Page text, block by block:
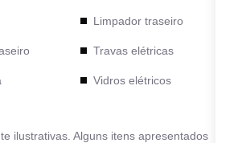
Limpador traseiro
Travas elétricas
Vidros elétricos
ilustrativas. Alguns itens apresentados